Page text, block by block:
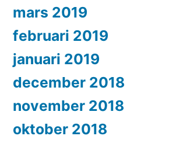
mars 2019
februari 2019
januari 2019
december 2018
november 2018
oktober 2018